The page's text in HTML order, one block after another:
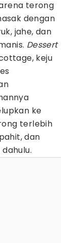
terong
dengan
jahe, dan
Dessert
keju
ke
terlebih
dan